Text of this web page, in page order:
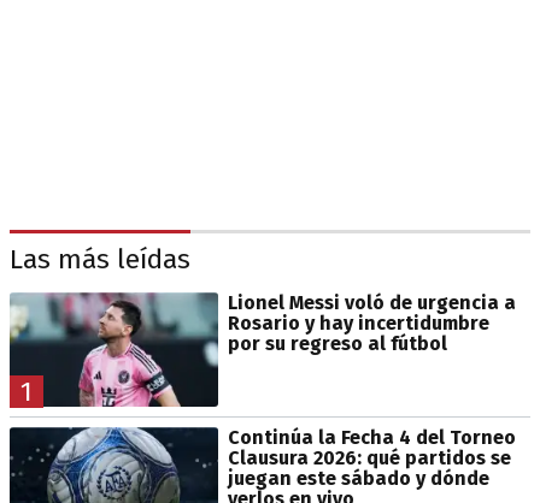
Las más leídas
1
Lionel Messi voló de urgencia a
Rosario y hay incertidumbre
por su regreso al fútbol
Continúa la Fecha 4 del Torneo
Clausura 2026: qué partidos se
juegan este sábado y dónde